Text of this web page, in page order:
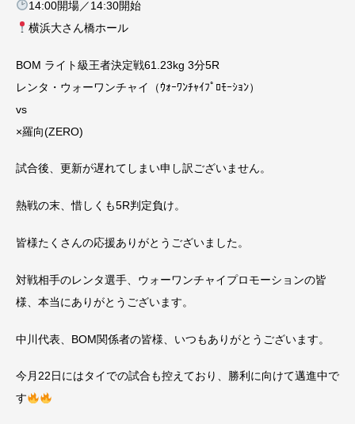
14:00開場／14:30開始
横浜大さん橋ホール
BOM ライト級王者決定戦61.23kg 3分5R
レンタ・ウォーワンチャイ（ｳｫｰﾜﾝﾁｬｲﾌﾟﾛﾓｰｼｮﾝ）
vs
×羅向(ZERO)
試合後、更新が遅れてしまい申し訳ございません。
熱戦の末、惜しくも5R判定負け。
皆様たくさんの応援ありがとうございました。
対戦相手のレンタ選手、ウォーワンチャイプロモーションの皆
様、本当にありがとうございます。
中川代表、BOM関係者の皆様、いつもありがとうございます。
今月22日にはタイでの試合も控えており、勝利に向けて邁進中で
す